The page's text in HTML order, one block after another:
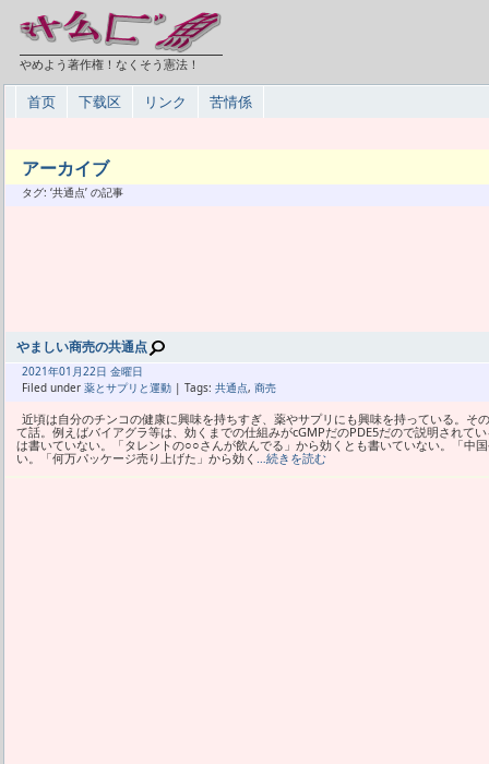
やめよう著作権！なくそう憲法！
首页 下载区 リンク 苦情係
アーカイブ
タグ: ‘共通点’ の記事
やましい商売の共通点
2021年01月22日 金曜日
Filed under 薬とサプリと運動 | Tags: 共通点, 商売
近頃は自分のチンコの健康に興味を持ちすぎ、薬やサプリにも興味を持っている。そ
て話。例えばバイアグラ等は、効くまでの仕組みがcGMPだのPDE5だので説明されて
は書いていない。「タレントの○○さんが飲んでる」から効くとも書いていない。「中
い。「何万パッケージ売り上げた」から効く …続きを読む